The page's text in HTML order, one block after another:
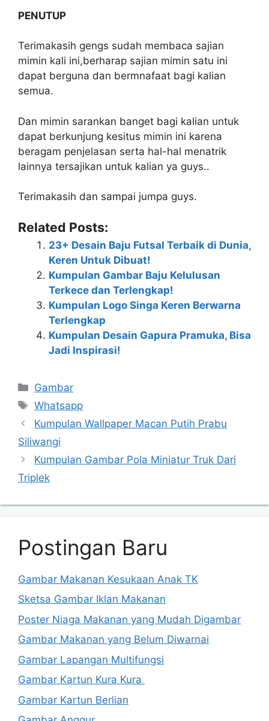
PENUTUP
Terimakasih gengs sudah membaca sajian
mimin kali ini,berharap sajian mimin satu ini
dapat berguna dan bermnafaat bagi kalian
semua.
Dan mimin sarankan banget bagi kalian untuk
dapat berkunjung kesitus mimin ini karena
beragam penjelasan serta hal-hal menatrik
lainnya tersajikan untuk kalian ya guys..
Terimakasih dan sampai jumpa guys.
Related Posts:
23+ Desain Baju Futsal Terbaik di Dunia,
Keren Untuk Dibuat!
Kumpulan Gambar Baju Kelulusan
Terkece dan Terlengkap!
Kumpulan Logo Singa Keren Berwarna
Terlengkap
Kumpulan Desain Gapura Pramuka, Bisa
Jadi Inspirasi!
Categories
Gambar
Tags
Whatsapp
Kumpulan Wallpaper Macan Putih Prabu
Siliwangi
Kumpulan Gambar Pola Miniatur Truk Dari
Triplek
Postingan Baru
Gambar Makanan Kesukaan Anak TK
Sketsa Gambar Iklan Makanan
Poster Niaga Makanan yang Mudah Digambar
Gambar Makanan yang Belum Diwarnai
Gambar Lapangan Multifungsi
Gambar Kartun Kura Kura
Gambar Kartun Berlian